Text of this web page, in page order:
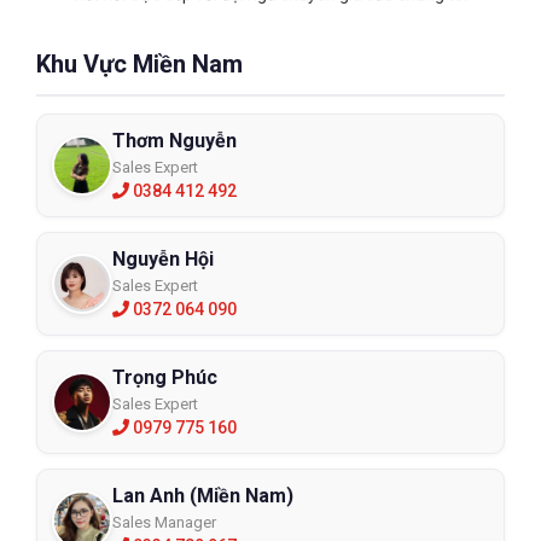
tay trước chất lỏng thủy lực, xăng, rượu, axit hữu cơ, kiềm,
Găng tay cao su chống hóa chất Nitrile
Khu Vực Miền Nam
Thơm Nguyễn
Sales Expert
0384 412 492
Nguyễn Hội
Sales Expert
0372 064 090
Trọng Phúc
Sales Expert
0979 775 160
Lan Anh (Miền Nam)
Sales Manager